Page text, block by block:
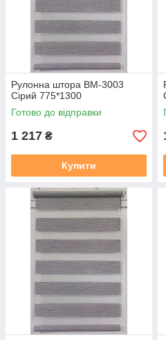
Рулонна штора ВМ-3003
Сірий 775*1300
Готово до відправки
1 217 ₴
Купити